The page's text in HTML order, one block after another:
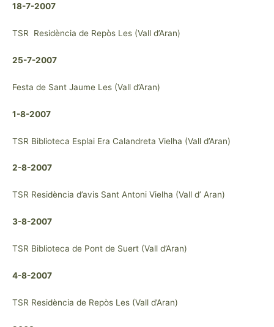
18-7-2007
TSR Residència de Repòs Les (Vall d’Aran)
25-7-2007
Festa de Sant Jaume Les (Vall d’Aran)
1-8-2007
TSR Biblioteca Esplai Era Calandreta Vielha (Vall d’Aran)
2-8-2007
TSR Residència d’avis Sant Antoni Vielha (Vall d’ Aran)
3-8-2007
TSR Biblioteca de Pont de Suert (Vall d’Aran)
4-8-2007
TSR Residència de Repòs Les (Vall d’Aran)